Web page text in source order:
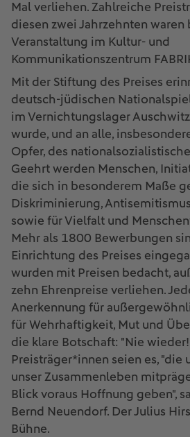
Mal verliehen. Zahlreiche
diesen zwei Jahrzehnten waren
Veranstaltung im Kultur- und
Kommunikationszentrum
Mit der Stiftung des Preises
deutsch-jüdischen
im Vernichtungslager
wurde, und an alle,
Opfer, des
Geehrt werden Menschen,
die sich in besonderem Maße
Diskriminierung,
sowie für Vielfalt und
Mehr als 1800 Bewerbungen
Einrichtung des Preises
wurden mit Preisen bedacht,
zehn Ehrenpreise verliehen.
Anerkennung für
für Wehrhaftigkeit, Mut und
die klare Botschaft: "Nie
Preisträger*innen seien es, "die
unser Zusammenleben
Blick voraus Hoffnung geben",
Bernd Neuendorf. Der Julius
Bühne.